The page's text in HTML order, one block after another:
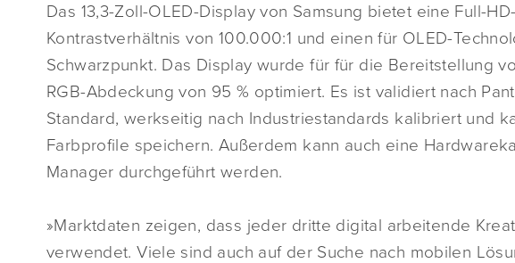
Das 13,3-Zoll-OLED-Display von Samsung bietet eine Full-
Kontrastverhältnis von 100.000:1 und einen für OLED-
Schwarzpunkt. Das Display wurde für für die Bereitstellung
RGB-Abdeckung von 95 % optimiert. Es ist validiert nach
Standard, werkseitig nach Industriestandards kalibriert und
Farbprofile speichern. Außerdem kann auch eine
Manager durchgeführt werden.
»Marktdaten zeigen, dass jeder dritte digital arbeitende
verwendet. Viele sind auch auf der Suche nach mobilen